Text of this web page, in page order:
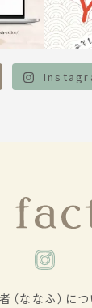
（ななふ）につ